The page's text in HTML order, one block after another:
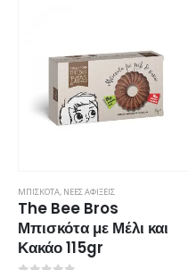
ΜΠΙΣΚΟΤΑ ΝΕΕΣ ΑΦΙΞΕΙΣ
The Bee Bros
Μπισκότα με Μέλι και
Κακάο 115gr